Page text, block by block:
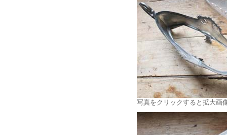
写真をクリックすると拡大画